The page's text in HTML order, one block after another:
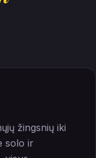
žingsnių iki
solo ir